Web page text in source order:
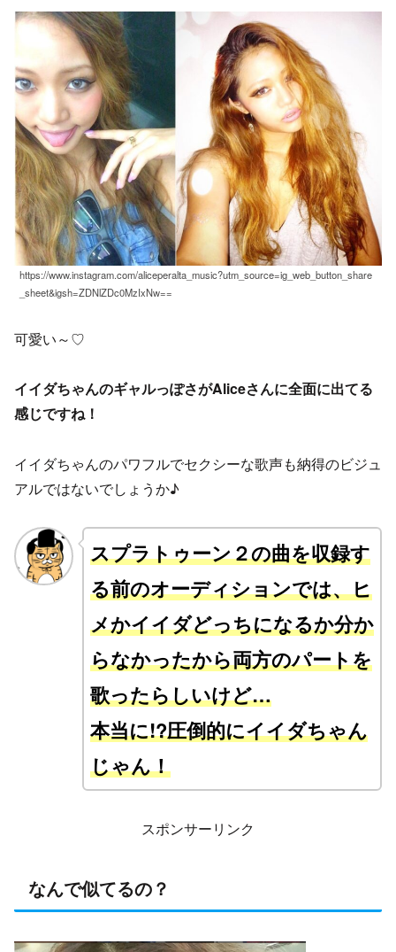
https://www.instagram.com/aliceperalta_music?utm_source=ig_web_button_share
_sheet&igsh=ZDNlZDc0MzIxNw==
可愛い～♡
イイダちゃんのギャルっぽさがAliceさんに全面に出てる
感じですね！
イイダちゃんのパワフルでセクシーな歌声も納得のビジュ
アルではないでしょうか♪
スプラトゥーン２の曲を収録す
る前のオーディションでは、ヒ
メかイイダどっちになるか分か
らなかったから両方のパートを
歌ったらしいけど…
本当に!?圧倒的にイイダちゃん
じゃん！
スポンサーリンク
なんで似てるの？